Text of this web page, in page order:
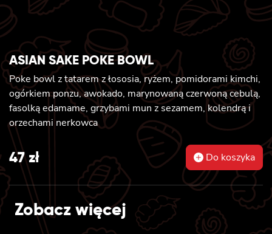
ASIAN SAKE POKE BOWL
Poke bowl z tatarem z łososia, ryżem, pomidorami kimchi,
ogórkiem ponzu, awokado, marynowaną czerwoną cebulą,
fasolką edamame, grzybami mun z sezamem, kolendrą i
orzechami nerkowca
47zł Do koszyka
Zobacz więcej